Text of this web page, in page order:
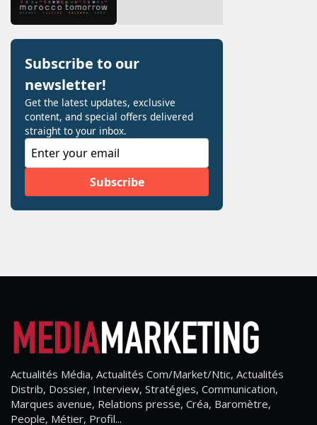
Actualités Média, Actualités Com/Market/Ntic, Actualités
Distrib, Dossier, Interview, Stratégies, Communication,
Marques avenue, Relations presse, Créa, Baromètre,
People, Métier, Profil...